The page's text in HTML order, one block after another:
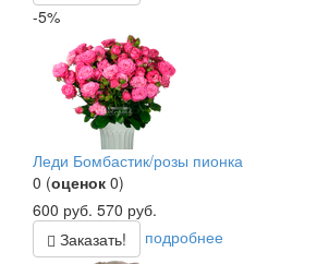
-5%
Леди Бомбастик/розы пионка
0 (оценок 0)
600 руб. 570 руб.
Заказать!
подробнее